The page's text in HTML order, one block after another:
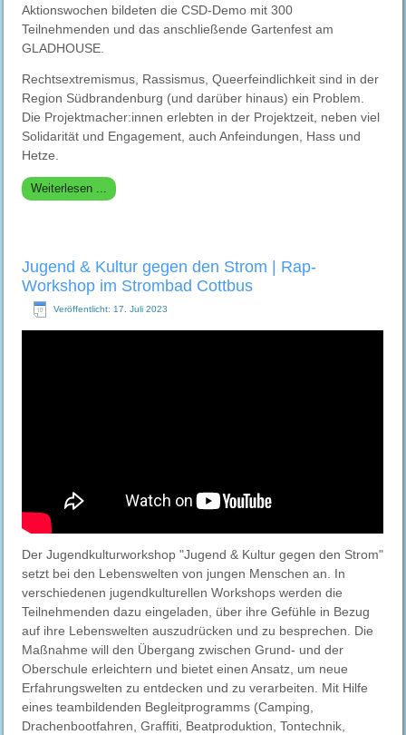
Aktionswochen bildeten die CSD-Demo mit 300
Teilnehmenden und das anschließende Gartenfest am
GLADHOUSE.
Rechtsextremismus, Rassismus, Queerfeindlichkeit sind in der
Region Südbrandenburg (und darüber hinaus) ein Problem.
Die Projektmacher:innen erlebten in der Projektzeit, neben viel
Solidarität und Engagement, auch Anfeindungen, Hass und
Hetze.
Weiterlesen ...
Jugend & Kultur gegen den Strom | Rap-
Workshop im Strombad Cottbus
Veröffentlicht: 17. Juli 2023
Der Jugendkulturworkshop "Jugend & Kultur gegen den Strom"
setzt bei den Lebenswelten von jungen Menschen an. In
verschiedenen jugendkulturellen Workshops werden die
Teilnehmenden dazu eingeladen, über ihre Gefühle in Bezug
auf ihre Lebenswelten auszudrücken und zu besprechen. Die
Maßnahme will den Übergang zwischen Grund- und der
Oberschule erleichtern und bietet einen Ansatz, um neue
Erfahrungswelten zu entdecken und zu verarbeiten. Mit Hilfe
eines teambildenden Begleitprogramms (Camping,
Drachenbootfahren, Graffiti, Beatproduktion, Tontechnik,